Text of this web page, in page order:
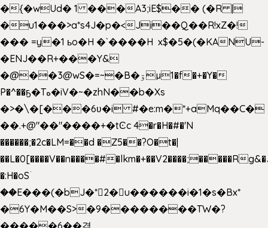
�{�wUd� 1 ���A3;iE$�� (�R |
�u1���>a*s4J�p�<Ji��Q��R!xZ�!
��� =y�1 ьo�H �`����H x$�5�(�KANU-
�ENJ��R+���Y&
�@��3@wS�=~�B�ۊµ1�f�+�Y�
P�^��ҕ�Tە�iV�~�zhN��b�Xs
�>�\�[���6ʋ�i #�e:m�*+aMq��C�
��.+@"��"����+�tϾc 4�r�H�#�'N
������;�2c�LM=��d �Z5��?O�t�|
��L�0[����V��n����#�lkm�+��V2����;�����R
�:H�oSۤ
��E���(�bJ�*2�u������i�1�s�Bx*
�6Y�M��S>�9��������TW�?
�����6��겪